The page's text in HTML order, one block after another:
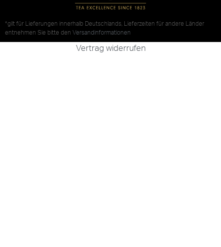
*gilt für Lieferungen innerhalb Deutschlands, Lieferzeiten für andere Länder
entnehmen Sie bitte den Versandinformationen
Vertrag widerrufen